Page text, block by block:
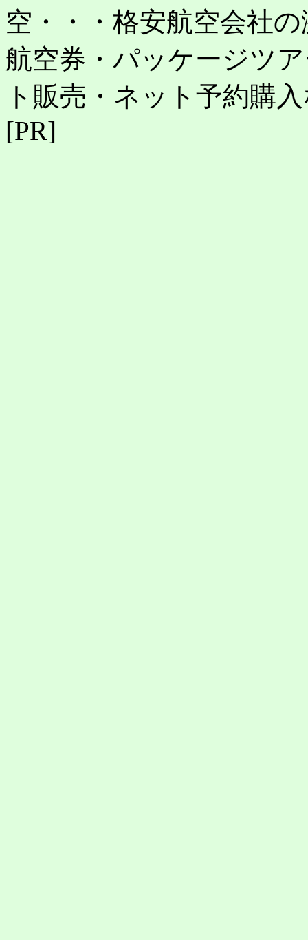
空・・・格安航空会社
航空券・パッケージツ
ト販売・ネット予約購
[PR]